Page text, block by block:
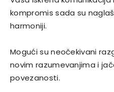
kompromis sada su
harmoniji.
Mogući su neočekivani
novim razumevanjima i
povezanosti.